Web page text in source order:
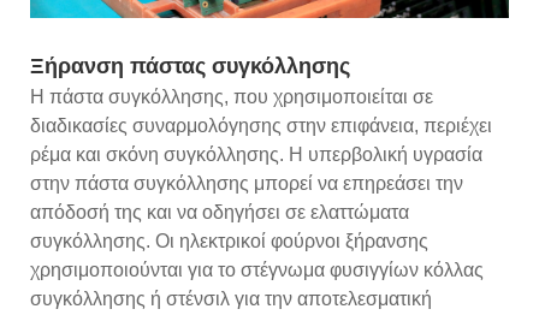
Ξήρανση πάστας συγκόλλησης
Η πάστα συγκόλλησης, που χρησιμοποιείται σε
διαδικασίες συναρμολόγησης στην επιφάνεια, περιέχει
ρέμα και σκόνη συγκόλλησης. Η υπερβολική υγρασία
στην πάστα συγκόλλησης μπορεί να επηρεάσει την
απόδοσή της και να οδηγήσει σε ελαττώματα
συγκόλλησης. Οι ηλεκτρικοί φούρνοι ξήρανσης
χρησιμοποιούνται για το στέγνωμα φυσιγγίων κόλλας
συγκόλλησης ή στένσιλ για την αποτελεσματική